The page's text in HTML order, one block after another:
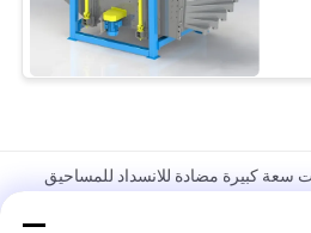
سعة كبيرة مضادة للانسداد للمساحيق